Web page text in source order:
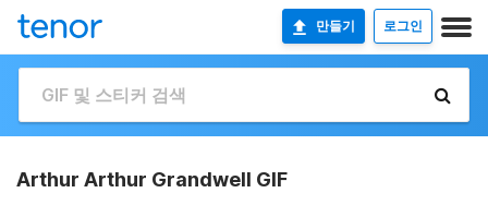
만들기 로그인
Arthur Arthur Grandwell GIF